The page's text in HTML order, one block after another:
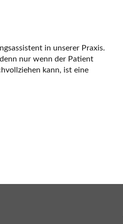
in unserer Praxis.
nur wenn der Patient
kann, ist eine